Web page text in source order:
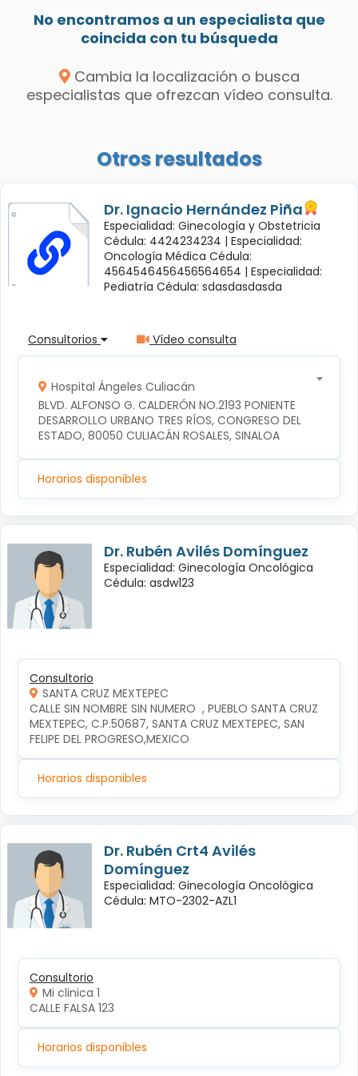
No encontramos a un especialista que
coincida con tu búsqueda
Cambia la localización o busca
especialistas que ofrezcan vídeo consulta.
Otros resultados
Dr. Ignacio Hernández Piña
Especialidad: Ginecología y Obstetricia
Cédula: 4424234234 | Especialidad:
Oncología Médica Cédula:
4564546456456564654 | Especialidad:
Pediatría Cédula: sdasdasdasda
Consultorios Vídeo consulta
Hospital Ángeles Culiacán
BLVD. ALFONSO G. CALDERÓN NO.2193 PONIENTE
DESARROLLO URBANO TRES RÍOS, CONGRESO DEL
ESTADO, 80050 CULIACÁN ROSALES, SINALOA
Horarios disponibles
Dr. Rubén Avilés Domínguez
Especialidad: Ginecología Oncológica
Cédula: asdw123
Consultorio
SANTA CRUZ MEXTEPEC
CALLE SIN NOMBRE SIN NUMERO  , PUEBLO SANTA CRUZ
MEXTEPEC, C.P.50687, SANTA CRUZ MEXTEPEC, SAN
FELIPE DEL PROGRESO,MEXICO
Horarios disponibles
Dr. Rubén Crt4 Avilés
Domínguez
Especialidad: Ginecología Oncológica
Cédula: MTO-2302-AZL1
Consultorio
Mi clinica 1
CALLE FALSA 123
Horarios disponibles